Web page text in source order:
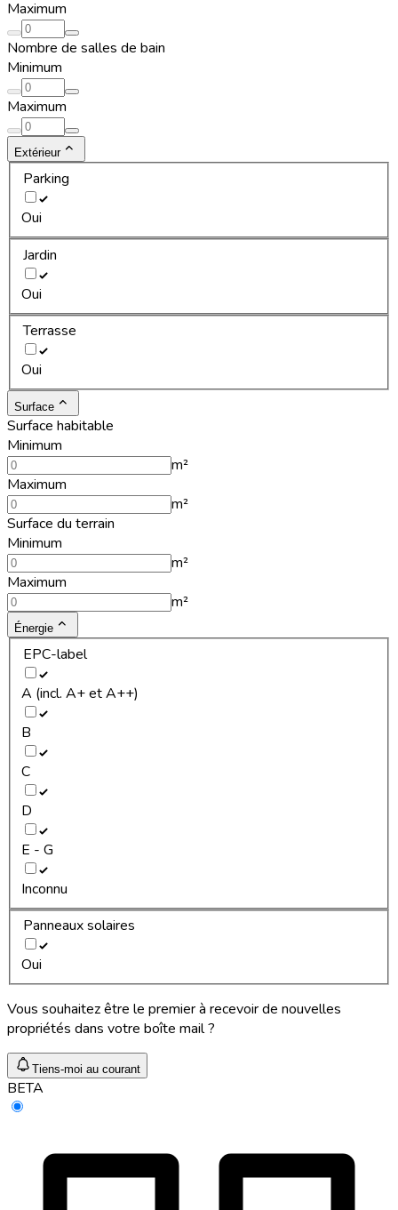
Maximum
Nombre de salles de bain
Minimum
Maximum
Extérieur
Parking
Oui
Jardin
Oui
Terrasse
Oui
Surface
Surface habitable
Minimum
m²
Maximum
m²
Surface du terrain
Minimum
m²
Maximum
m²
Énergie
EPC-label
A (incl. A+ et A++)
B
C
D
E - G
Inconnu
Panneaux solaires
Oui
Vous souhaitez être le premier à recevoir de nouvelles
propriétés dans votre boîte mail ?
Tiens-moi au courant
BETA